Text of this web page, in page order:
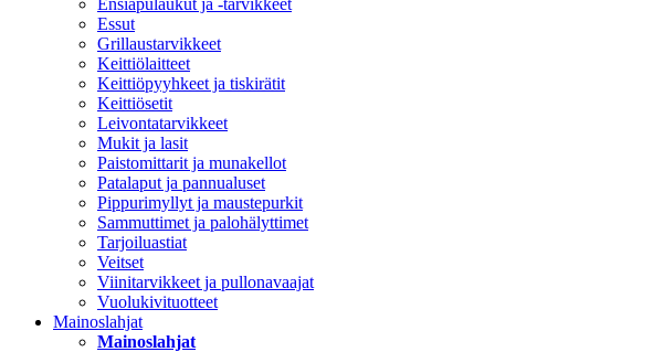
Ensiapulaukut ja -tarvikkeet
Essut
Grillaustarvikkeet
Keittiölaitteet
Keittiöpyyhkeet ja tiskirätit
Keittiösetit
Leivontatarvikkeet
Mukit ja lasit
Paistomittarit ja munakellot
Patalaput ja pannualuset
Pippurimyllyt ja maustepurkit
Sammuttimet ja palohälyttimet
Tarjoiluastiat
Veitset
Viinitarvikkeet ja pullonavaajat
Vuolukivituotteet
Mainoslahjat
Mainoslahjat